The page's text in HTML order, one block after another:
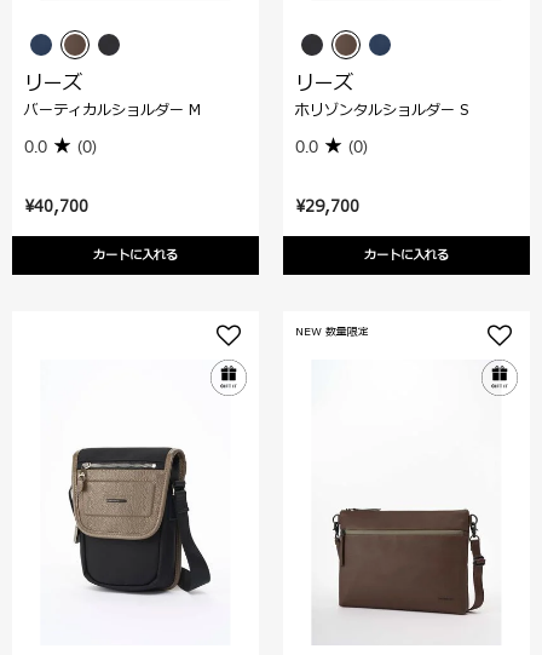
¥40,700
カートに入れる
リーズ
バーティカルショルダー M
0.0 (0)
¥29,700
カートに入れる
リーズ
ホリゾンタルショルダー S
0.0 (0)
NEW 数量限定